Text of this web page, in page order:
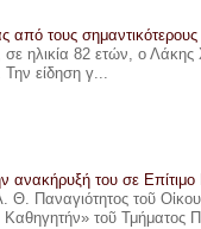
από τους
ηλικία 82 ετών, ο
είδηση γ...
ανακήρυξή του σε
Θ. Παναγιότητος τοῦ
Καθηγητήν» τοῦ Τμήματος